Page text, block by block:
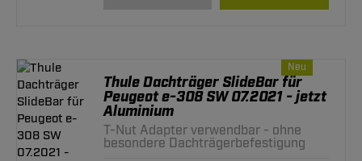
Neu
Thule Dachträger SlideBar für
Peugeot e-308 SW 07.2021 - jetzt
Aluminium
T-Nut Adapter verwendbar - ohne
besondere Dachträgerbefestigung